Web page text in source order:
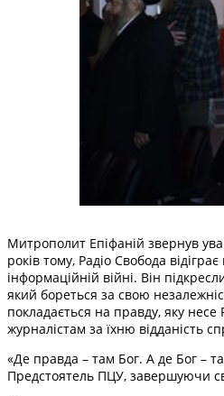
Митрополит Епіфаній звернув
років тому, Радіо Свобода
інформаційній війні. Він
який бореться за свою
покладається на правду, яку несе
журналістам за їхню відданість
«Де правда – там Бог. А де Бог –
Предстоятель ПЦУ, завершуючи